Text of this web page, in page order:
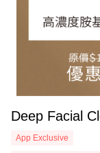
Deep Facial
App Exclusive